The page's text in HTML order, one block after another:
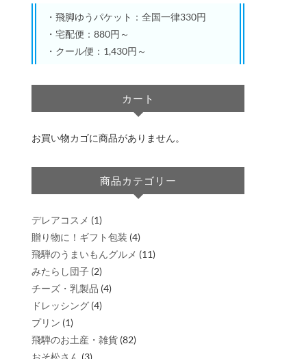
・飛脚ゆうパケット：全国一律330円
・宅配便：880円～
・クール便：1,430円～
カート
お買い物カゴに商品がありません。
商品カテゴリー
デレアコスメ (1)
贈り物に！ギフト包装 (4)
飛騨のうまいもんグルメ (11)
みたらし団子 (2)
チーズ・乳製品 (4)
ドレッシング (4)
プリン (1)
飛騨のお土産・雑貨 (82)
おそ松さん (3)